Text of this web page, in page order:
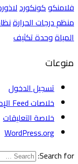
فلامنكوكونكورد
منظم درجات الحرارة
المياةوحدة تكثيف
منوعات
تسجيل الدخول
خلاصات Feed الإدخالات
خلاصة التعليقات
WordPress.org
Search for: